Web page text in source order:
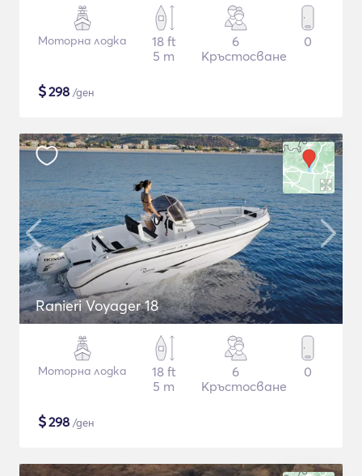
Моторна лодка
18 ft
5 m
6
Кръстосване
0
$298 /ден
Ranieri Voyager 18
Моторна лодка
18 ft
5 m
6
Кръстосване
0
$298 /ден